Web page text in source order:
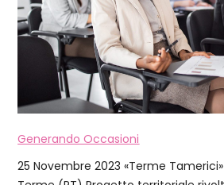
Generando Occasioni
25 Novembre 2023 «Terme